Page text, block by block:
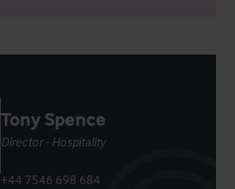
Tony Spence
Director - Hospitality
+44 7546 698 684